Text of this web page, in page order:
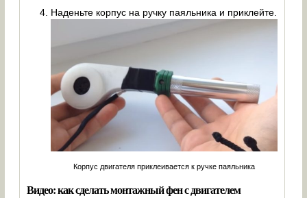
Наденьте корпус на ручку паяльника и приклейте.
Корпус двигателя приклеивается к ручке паяльника
Видео: как сделать монтажный фен с двигателем